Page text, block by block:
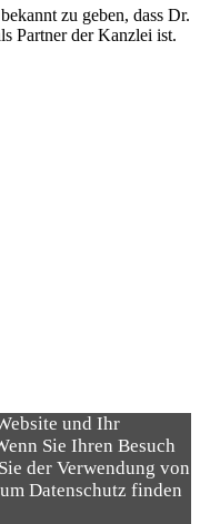
zu geben, dass Dr.
Partner der Kanzlei ist.
und Ihr
Sie Ihren Besuch
der Verwendung von
Datenschutz finden